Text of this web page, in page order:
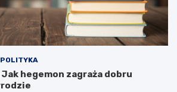
POLITYKA
hegemon zagraża dobru